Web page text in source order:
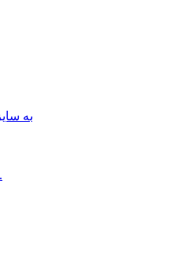
به
برای محصولات بیشتر کلیک کنید.